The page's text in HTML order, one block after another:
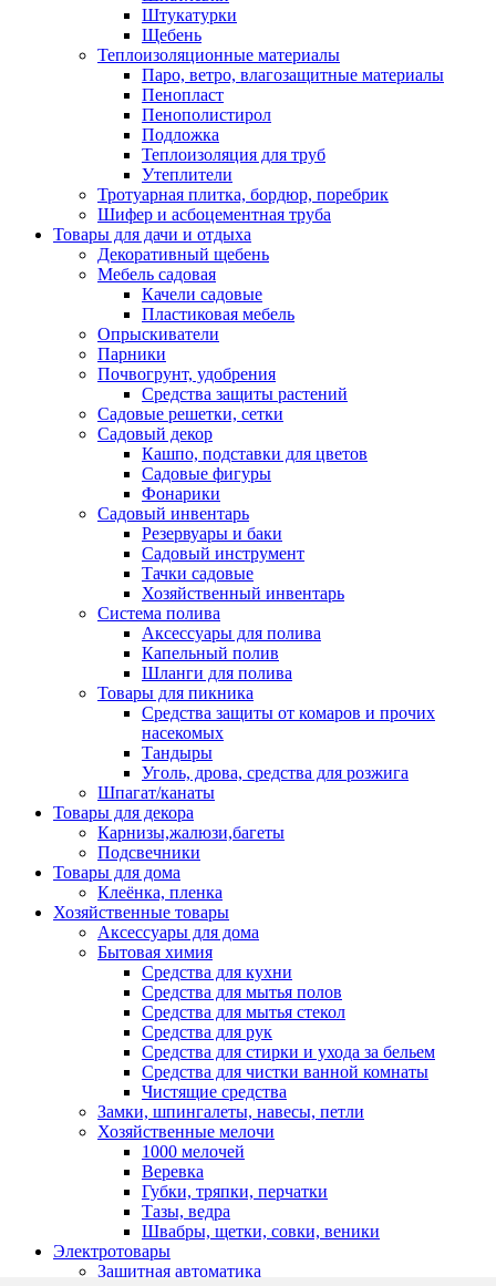
Штукатурки
Щебень
Теплоизоляционные материалы
Паро, ветро, влагозащитные материалы
Пенопласт
Пенополистирол
Подложка
Теплоизоляция для труб
Утеплители
Тротуарная плитка, бордюр, поребрик
Шифер и асбоцементная труба
Товары для дачи и отдыха
Декоративный щебень
Мебель садовая
Качели садовые
Пластиковая мебель
Опрыскиватели
Парники
Почвогрунт, удобрения
Средства защиты растений
Садовые решетки, сетки
Садовый декор
Кашпо, подставки для цветов
Садовые фигуры
Фонарики
Садовый инвентарь
Резервуары и баки
Садовый инструмент
Тачки садовые
Хозяйственный инвентарь
Система полива
Аксессуары для полива
Капельный полив
Шланги для полива
Товары для пикника
Средства защиты от комаров и прочих
насекомых
Тандыры
Уголь, дрова, средства для розжига
Шпагат/канаты
Товары для декора
Карнизы,жалюзи,багеты
Подсвечники
Товары для дома
Клеёнка, пленка
Хозяйственные товары
Аксессуары для дома
Бытовая химия
Средства для кухни
Средства для мытья полов
Средства для мытья стекол
Средства для рук
Средства для стирки и ухода за бельем
Средства для чистки ванной комнаты
Чистящие средства
Замки, шпингалеты, навесы, петли
Хозяйственные мелочи
1000 мелочей
Веревка
Губки, тряпки, перчатки
Тазы, ведра
Швабры, щетки, совки, веники
Электротовары
Защитная автоматика